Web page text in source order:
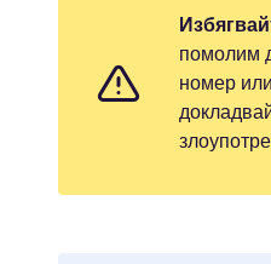
помолим
номер